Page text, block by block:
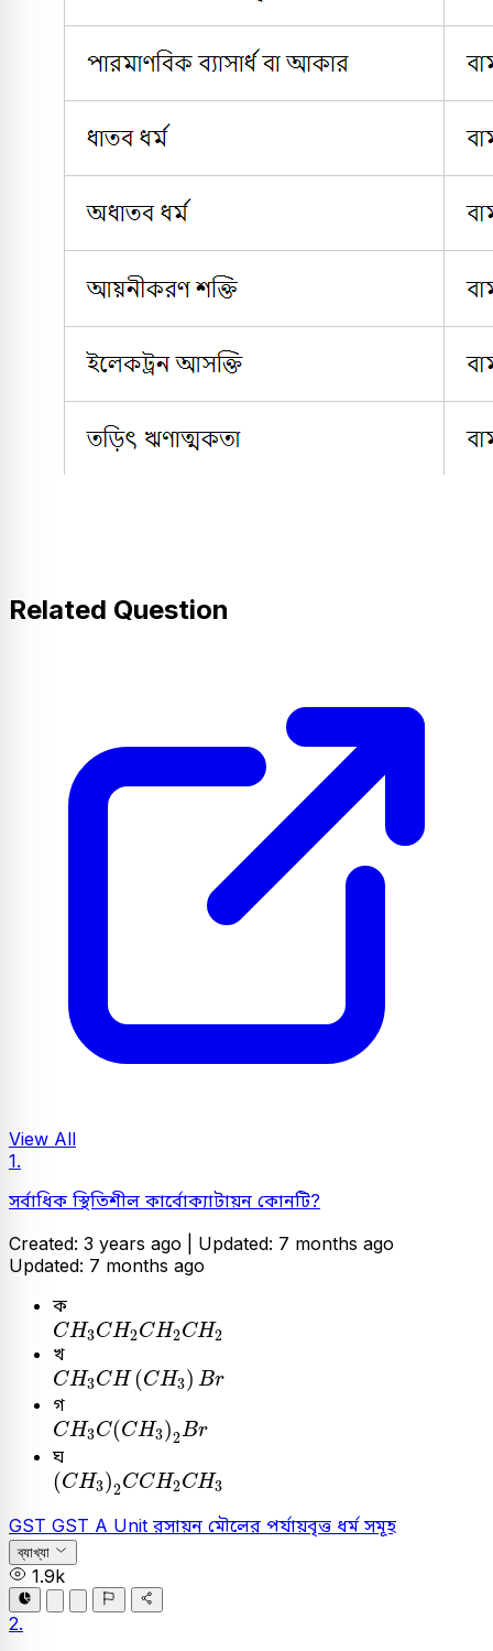
Related Question
View All
1.
সর্বাধিক স্থিতিশীল কার্বোক্যাটায়ন কোনটি?
Created: 3 years ago | Updated: 7 months ago
Updated: 7 months ago
ক
CH3CH2CH2CH2
CH3CH2CH 2CH
খ
CH3CH (CH3) Br
CH3CH(CH3 ) Br
গ
CH3C(CH3)2Br
CH3C(CH3) 2Br
ঘ
(CH3)2CCH2CH3
(CH3) 2CCH 2CH
GST GST A Unit রসায়ন মৌলের পর্যায়বৃত্ত ধর্ম সমূহ
ব্যাখ্যা
1.9k
2.